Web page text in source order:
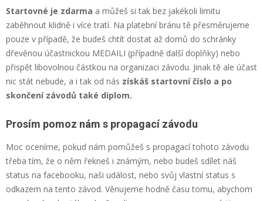
Startovné je zdarma a můžeš si tak bez jakékoli limitu
zaběhnout klidně i více tratí. Na platební bránu tě přesměrujeme
pouze v případě, že budeš chtít dostat až domů do schránky
dřevěnou účastnickou MEDAILI (případně další doplňky) nebo
přispět libovolnou částkou na organizaci závodu. Jinak tě ale účast
nic stát nebude, a i tak od nás získáš startovní číslo a po
skončení závodů také diplom.
Prosím pomoz nám s propagací závodu
Moc oceníme, pokud nám pomůžeš s propagací tohoto závodu
třeba tím, že o něm řekneš i známým, nebo budeš sdílet náš
status na facebooku, naši událost, nebo svůj vlastní status s
odkazem na tento závod. Věnujeme hodně času tomu, abychom